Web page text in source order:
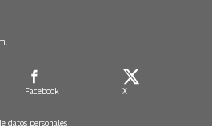
Facebook X
datos personales